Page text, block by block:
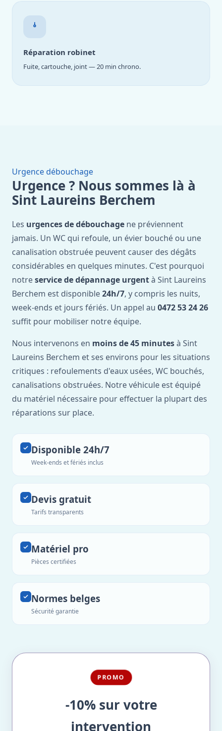
Réparation robinet
Fuite, cartouche, joint — 20 min chrono.
Urgence débouchage
Urgence ? Nous sommes là à
Sint Laureins Berchem
Les urgences de débouchage ne préviennent
jamais. Un WC qui refoule, un évier bouché ou une
canalisation obstruée peuvent causer des dégâts
considérables en quelques minutes. C'est pourquoi
notreservice de dépannage urgentà Sint Laureins
Berchem est disponible24h/7, y compris les nuits,
week-ends et jours fériés. Un appel au 0472 53 24 26
suffit pour mobiliser notre équipe.
Nous intervenons en moins de 45 minutesà Sint
Laureins Berchem et ses environs pour les situations
critiques : refoulements d'eaux usées, WC bouchés,
canalisations obstruées. Notre véhicule est équipé
du matériel nécessaire pour effectuer la plupart des
réparations sur place.
Disponible 24h/7
Week-ends et fériés inclus
Devis gratuit
Tarifs transparents
Matériel pro
Pièces certifiées
Normes belges
Sécurité garantie
PROMO
-10% sur votre
intervention